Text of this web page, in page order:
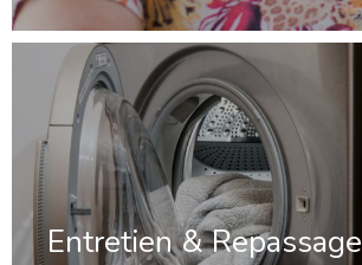
Entretien & Repassage